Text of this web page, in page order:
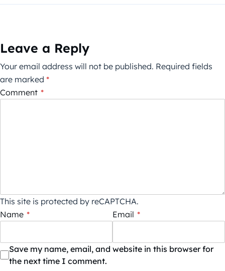
Leave a Reply
Your email address will not be published. Required fields
are marked *
Comment *
This site is protected by reCAPTCHA.
Name * Email *
Save my name, email, and website in this browser for
the next time I comment.